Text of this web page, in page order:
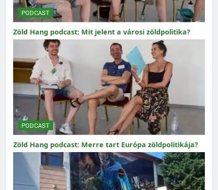
PODCAST
Zöld Hang podcast: Mit jelent a városi zöldpolitika?
PODCAST
Zöld Hang podcast: Merre tart Európa zöldpolitikája?